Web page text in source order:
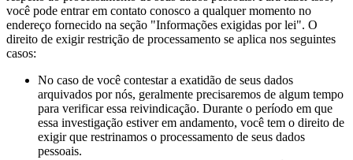
você pode entrar em contato conosco a qualquer momento no
endereço fornecido na seção "Informações exigidas por lei". O
direito de exigir restrição de processamento se aplica nos seguintes
casos:
No caso de você contestar a exatidão de seus dados
arquivados por nós, geralmente precisaremos de algum tempo
para verificar essa reivindicação. Durante o período em que
essa investigação estiver em andamento, você tem o direito de
exigir que restrinamos o processamento de seus dados
pessoais.